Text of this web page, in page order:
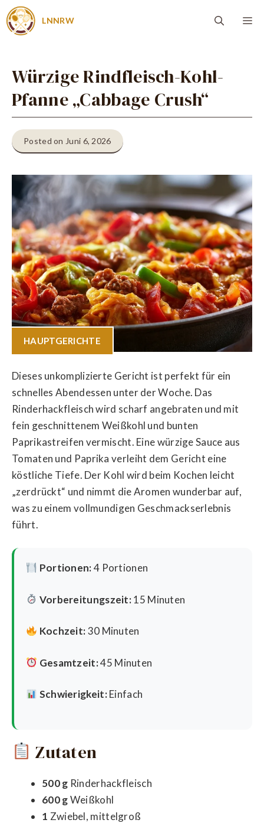
Zum
Inhalt
LNNRW
Würzige Rindfleisch-Kohl-
Pfanne „Cabbage Crush“
Posted on Juni 6, 2026
HAUPTGERICHTE
Dieses unkomplizierte Gericht ist perfekt für ein
schnelles Abendessen unter der Woche. Das
Rinderhackfleisch wird scharf angebraten und mit
fein geschnittenem Weißkohl und bunten
Paprikastreifen vermischt. Eine würzige Sauce aus
Tomaten und Paprika verleiht dem Gericht eine
köstliche Tiefe. Der Kohl wird beim Kochen leicht
„zerdrückt“ und nimmt die Aromen wunderbar auf,
was zu einem vollmundigen Geschmackserlebnis
führt.
Portionen:4 Portionen
Vorbereitungszeit:15 Minuten
Kochzeit:30 Minuten
Gesamtzeit:45 Minuten
Schwierigkeit:Einfach
Zutaten
500 g Rinderhackfleisch
600 gWeißkohl
1 Zwiebel, mittelgroß